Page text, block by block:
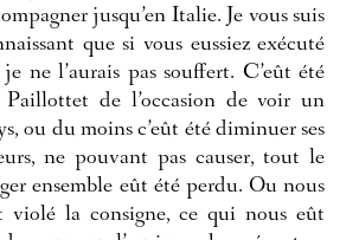
jusqu’en Italie. Je vous suis
que si vous eussiez exécuté
ne l’aurais pas souffert. C’eût été
Paillottet de l’occasion de voir un
ou du moins c’eût été diminuer ses
ne pouvant pas causer, tout le
ensemble eût été perdu. Ou nous
violé la consigne, ce qui nous eût